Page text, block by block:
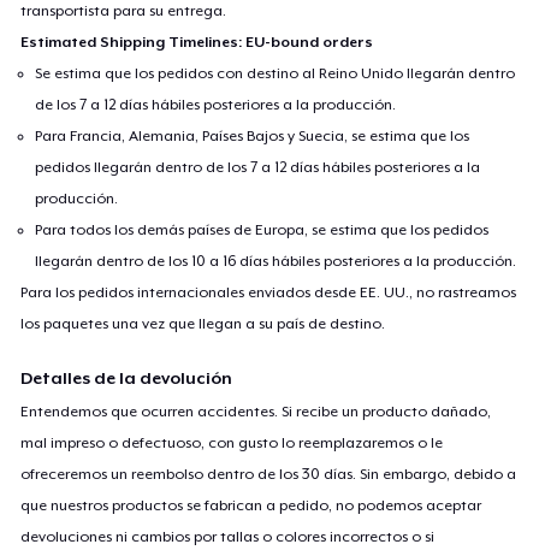
transportista para su entrega.
Estimated Shipping Timelines: EU-bound orders
Se estima que los pedidos con destino al Reino Unido llegarán dentro
de los 7 a 12 días hábiles posteriores a la producción.
Para Francia, Alemania, Países Bajos y Suecia, se estima que los
pedidos llegarán dentro de los 7 a 12 días hábiles posteriores a la
producción.
Para todos los demás países de Europa, se estima que los pedidos
llegarán dentro de los 10 a 16 días hábiles posteriores a la producción.
Para los pedidos internacionales enviados desde EE. UU., no rastreamos
los paquetes una vez que llegan a su país de destino.
Detalles de la devolución
Entendemos que ocurren accidentes. Si recibe un producto dañado,
mal impreso o defectuoso, con gusto lo reemplazaremos o le
ofreceremos un reembolso dentro de los 30 días. Sin embargo, debido a
que nuestros productos se fabrican a pedido, no podemos aceptar
devoluciones ni cambios por tallas o colores incorrectos o si